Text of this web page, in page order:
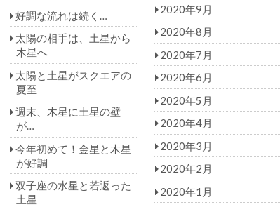
好調な流れは続く…
太陽の相手は、土星から
木星へ
太陽と土星がスクエアの
夏至
週末、木星に土星の壁
が…
今年初めて！金星と木星
が好調
双子座の水星と若返った
土星
2020年9月
2020年8月
2020年7月
2020年6月
2020年5月
2020年4月
2020年3月
2020年2月
2020年1月